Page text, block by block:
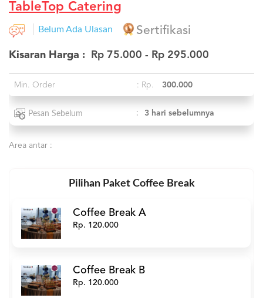
TableTop Catering
Belum Ada Ulasan Sertifikasi
Kisaran Harga : Rp 75.000 - Rp 295.000
Min. Order : Rp. 300.000
Pesan Sebelum : 3 hari sebelumnya
Area antar :
Pilihan Paket Coffee Break
Coffee Break A
Rp. 120.000
Coffee Break B
Rp. 120.000